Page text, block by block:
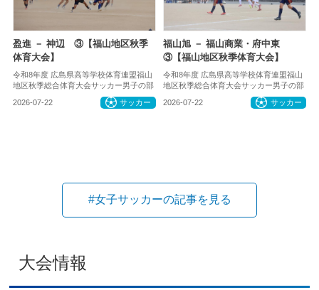
盈進 － 神辺 ③【福山地区秋季
体育大会】
令和8年度 広島県高等学校体育連盟福山
地区秋季総合体育大会サッカー男子の部
2026-07-22 サッカー
福山旭 － 福山商業・府中東
③【福山地区秋季体育大会】
令和8年度 広島県高等学校体育連盟福山
地区秋季総合体育大会サッカー男子の部
2026-07-22 サッカー
#女子サッカーの記事を見る
大会情報